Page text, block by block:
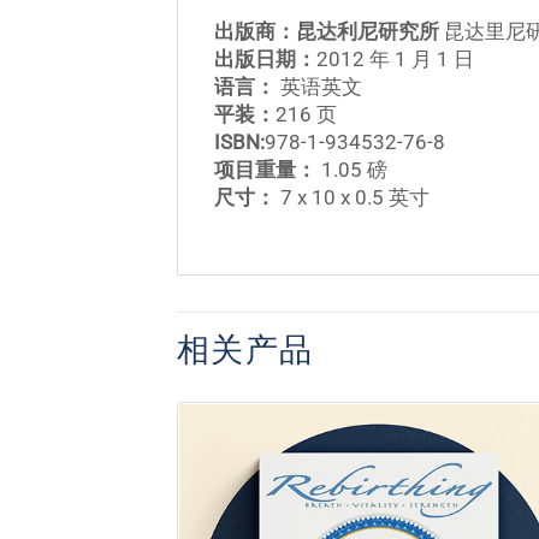
出版商：昆达利尼研究所 昆达里尼
出版日期： 2012 年 1 月 1 日
语言： 英语英文
平装： 216 页
ISBN:978-1-934532-76-8
项目重量： 1.05 磅
尺寸： 7 x 10 x 0.5 英寸
相关产品